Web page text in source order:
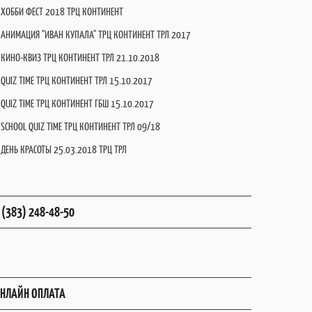
ХОББИ ФЕСТ 2018 ТРЦ КОНТИНЕНТ
АНИМАЦИЯ "ИВАН КУПАЛА" ТРЦ КОНТИНЕНТ ТРЛ 2017
КИНО-КВИЗ ТРЦ КОНТИНЕНТ ТРЛ 21.10.2018
QUIZ TIME ТРЦ КОНТИНЕНТ ТРЛ 15.10.2017
QUIZ TIME ТРЦ КОНТИНЕНТ ГБШ 15.10.2017
SCHOOL QUIZ TIME ТРЦ КОНТИНЕНТ ТРЛ 09/18
ДЕНЬ КРАСОТЫ 25.03.2018 ТРЦ ТРЛ
248-48-50
ОПЛАТА